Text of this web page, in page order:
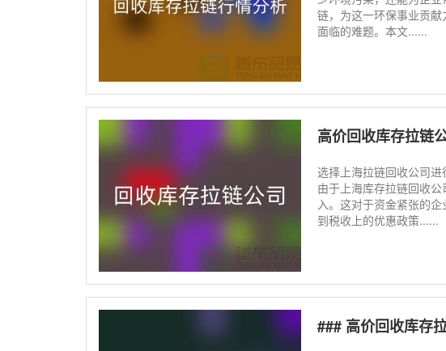
链，为这一环保事业贡
面临的难题。本文......
高价回收库存拉链公
选择上海拉链回收公司进
由于上海库存拉链回收
入。这对于资金紧张的
到税收上的优惠政策......
### 高价回收库存